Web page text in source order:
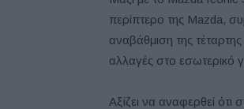
περίπτερο της Mazda,
αναβάθμιση της
αλλαγές στο εσωτερικό
Αξίζει να αναφερθεί